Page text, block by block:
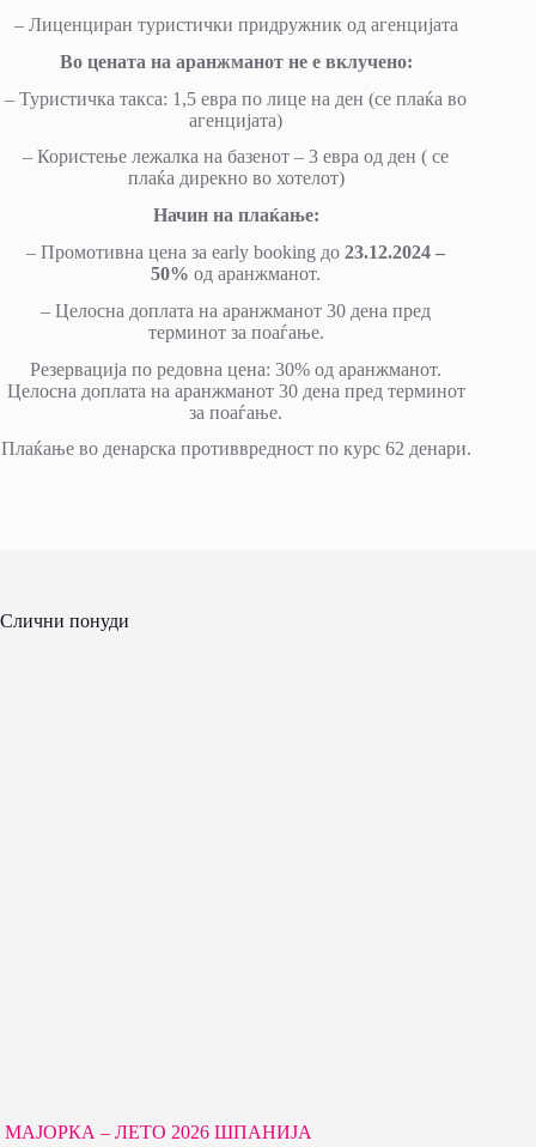
– Лиценциран туристички придружник од агенцијата
Во цената на аранжманот не е вклучено:
– Туристичка такса: 1,5 евра по лице на ден (се плаќа во
агенцијата)
– Користење лежалкa на базенот – 3 евра од ден ( се
плаќа дирекно во хотелот)
Начин на плаќање:
– Промотивна цена за early booking до23.12.2024 –
50% од аранжманот.
– Целосна доплата на аранжманот 30 дена пред
терминот за поаѓање.
Резервација по редовна цена: 30% од аранжманот.
Целосна доплата на аранжманот 30 дена пред терминот
за поаѓање.
Плаќање во денарска противвредност по курс 62 денари.
Слични понуди
МАЈОРКА – ЛЕТО 2026 ШПАНИЈА